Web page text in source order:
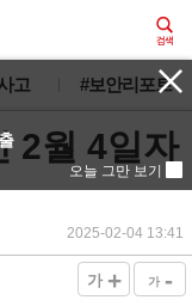
고 #보안리포트
2월 4일자
2025-02-04 13:41
가 + 가 -